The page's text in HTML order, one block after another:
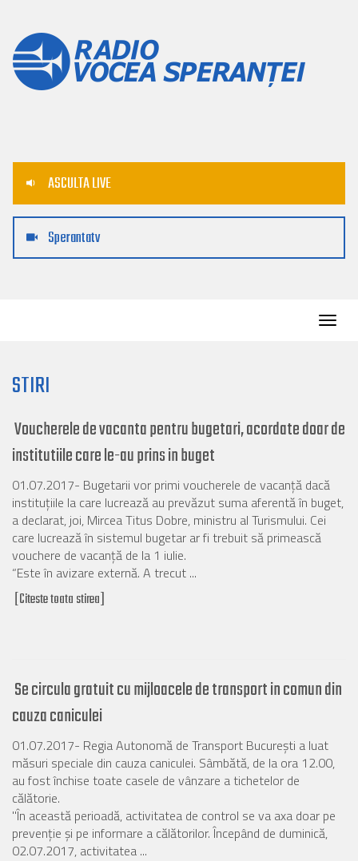
ASCULTA LIVE
Sperantatv
STIRI
Voucherele de vacanta pentru bugetari, acordate doar de
institutiile care le-au prins in buget
01.07.2017- Bugetarii vor primi voucherele de vacanţă dacă
instituţiile la care lucrează au prevăzut suma aferentă în buget,
a declarat, joi, Mircea Titus Dobre, ministru al Turismului. Cei
care lucrează în sistemul bugetar ar fi trebuit să primească
vouchere de vacanţă de la 1 iulie.
“Este în avizare externă. A trecut ...
[Citeste toata stirea]
Se circula gratuit cu mijloacele de transport in comun din
cauza caniculei
01.07.2017- Regia Autonomă de Transport Bucureşti a luat
măsuri speciale din cauza caniculei. Sâmbătă, de la ora 12.00,
au fost închise toate casele de vânzare a tichetelor de
călătorie.
"În această perioadă, activitatea de control se va axa doar pe
prevenţie şi pe informare a călătorilor. Începând de duminică,
02.07.2017, activitatea ...